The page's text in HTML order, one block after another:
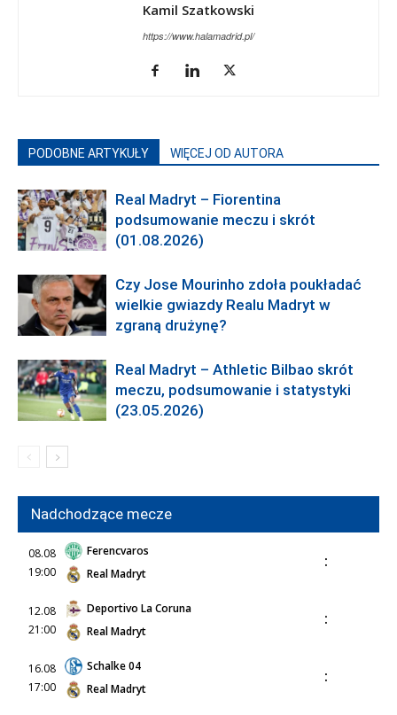
Kamil Szatkowski
https://www.halamadrid.pl/
PODOBNE ARTYKUŁY WIĘCEJ OD AUTORA
Real Madryt – Fiorentina
podsumowanie meczu i skrót
(01.08.2026)
Czy Jose Mourinho zdoła poukładać
wielkie gwiazdy Realu Madryt w
zgraną drużynę?
Real Madryt – Athletic Bilbao skrót
meczu, podsumowanie i statystyki
(23.05.2026)
Nadchodzące mecze
08.08
19:00
Ferencvaros
Real Madryt
:
12.08
21:00
Deportivo La Coruna
Real Madryt
:
16.08
17:00
Schalke 04
Real Madryt
: